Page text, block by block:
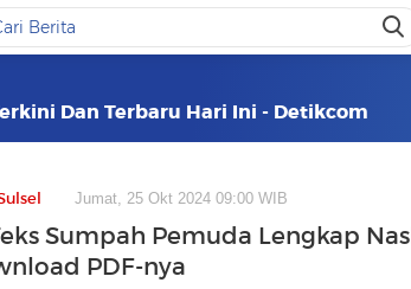
Dan Terbaru Hari Ini - Detikcom
Jumat, 25 Okt 2024 09:00 WIB
Sumpah Pemuda Lengkap
PDF-nya